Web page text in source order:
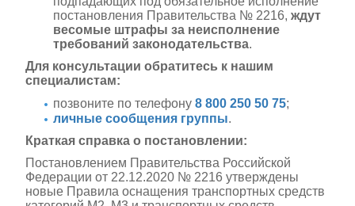
постановления Правительства № 2216, ждут
весомые штрафы за неисполнение
требований законодательства.
Для консультации обратитесь к нашим
специалистам:
позвоните по телефону 8 800 250 50 75;
личные сообщения группы.
Краткая справка о постановлении:
Постановлением Правительства Российской
Федерации от 22.12.2020 № 2216 утверждены
новые Правила оснащения транспортных средств